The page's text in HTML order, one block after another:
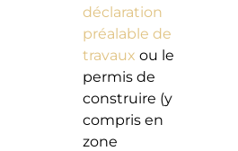
déclaration
préalable de
travaux ou le
permis de
construire (y
compris en
zone